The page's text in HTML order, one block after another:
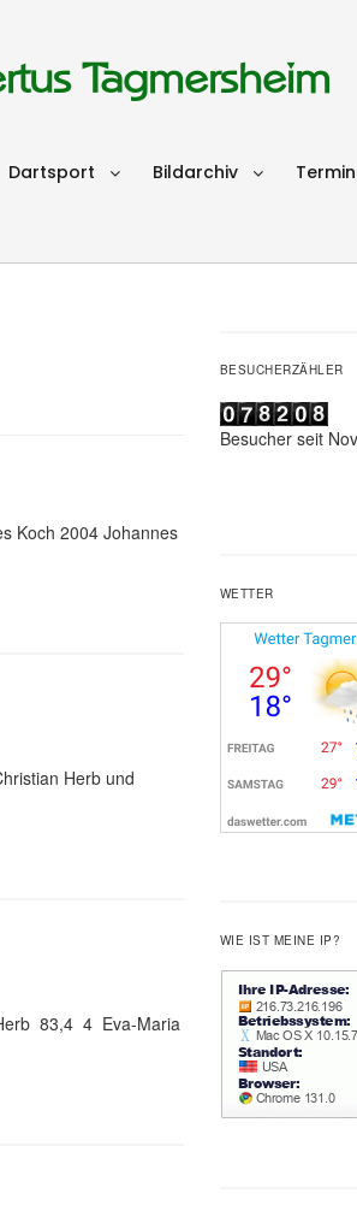
Tagmersheim
Dartsport Bildarchiv
Koch 2004 Johannes
Herb und
83,4 4 Eva-Maria
BESUCHERZÄHLER
Besucher seit
WETTER
WIE IST MEINE IP?